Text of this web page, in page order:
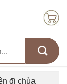
đi chùa